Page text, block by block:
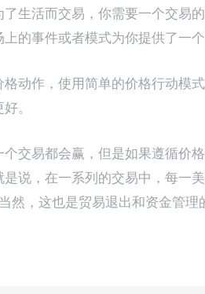
生活而交易，你需要一个交易
的事件或者模式为你提供了一个
格动作，使用简单的价格行动模
。
交易都会赢，但是如果遵循价
说，在一系列的交易中，每一
然，这也是贸易退出和资金管理